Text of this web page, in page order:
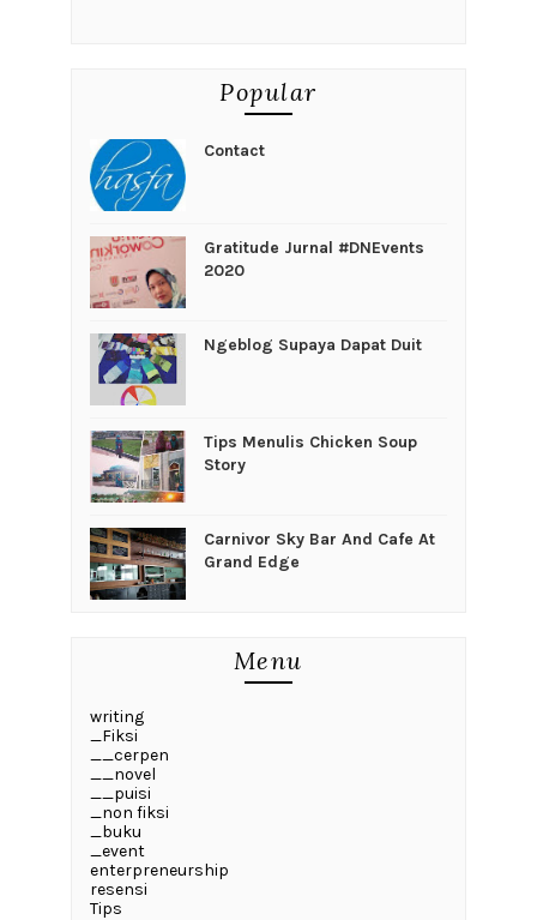
Popular
Contact
Gratitude Jurnal #DNEvents
2020
Ngeblog Supaya Dapat Duit
Tips Menulis Chicken Soup
Story
Carnivor Sky Bar And Cafe At
Grand Edge
Menu
writing
_Fiksi
__cerpen
__novel
__puisi
_non fiksi
_buku
_event
enterpreneurship
resensi
Tips